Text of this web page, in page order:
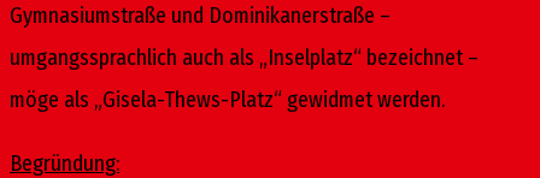
Gymnasiumstraße und Dominikanerstraße –
umgangssprachlich auch als „Inselplatz“ bezeichnet –
möge als „Gisela-Thews-Platz“ gewidmet werden.
Begründung: